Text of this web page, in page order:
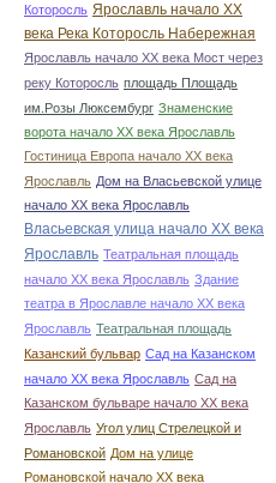
Которосль Ярославль начало ХХ
века Река Которосль Набережная
Ярославль начало ХХ века Мост через
реку Которосль площадь Площадь
им.Розы Люксембург Знаменские
ворота начало ХХ века Ярославль
Гостиница Европа начало ХХ века
Ярославль Дом на Власьевской улице
начало ХХ века Ярославль
Власьевская улица начало ХХ века
Ярославль Театральная площадь
начало ХХ века Ярославль Здание
театра в Ярославле начало ХХ века
Ярославль Театральная площадь
Казанский бульвар Сад на Казанском
начало ХХ века Ярославль Сад на
Казанском бульваре начало ХХ века
Ярославль Угол улиц Стрелецкой и
Романовской Дом на улице
Романовской начало ХХ века